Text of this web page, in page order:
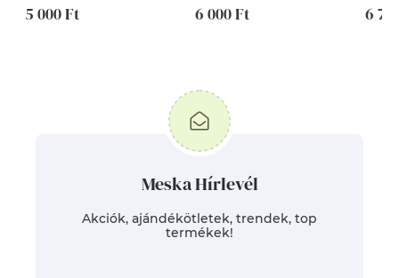
5 000 Ft
hullámok tengerén
mintával - Artiroka
6 000 Ft 6
Meska Hírlevél
Akciók, ajándékötletek, trendek, top
termékek!